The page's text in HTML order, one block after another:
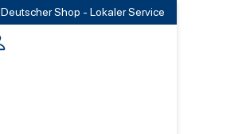
Deutscher Shop - Lokaler Service